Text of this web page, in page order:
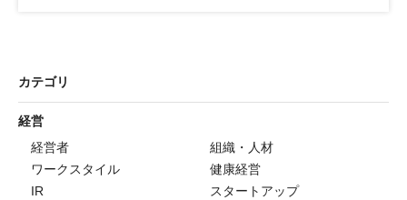
カテゴリ
経営
経営者
組織・人材
ワークスタイル
健康経営
IR
スタートアップ